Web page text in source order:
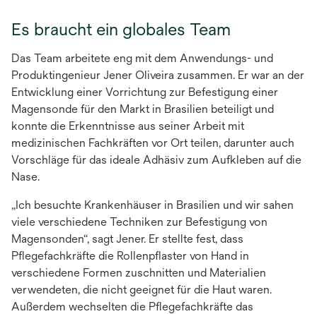
Es braucht ein globales Team
Das Team arbeitete eng mit dem Anwendungs- und
Produktingenieur Jener Oliveira zusammen. Er war an der
Entwicklung einer Vorrichtung zur Befestigung einer
Magensonde für den Markt in Brasilien beteiligt und
konnte die Erkenntnisse aus seiner Arbeit mit
medizinischen Fachkräften vor Ort teilen, darunter auch
Vorschläge für das ideale Adhäsiv zum Aufkleben auf die
Nase. ​​​​​​​​​​​
„Ich besuchte Krankenhäuser in Brasilien und wir sahen
viele verschiedene Techniken zur Befestigung von
Magensonden“, sagt Jener. Er stellte fest, dass
Pflegefachkräfte die Rollenpflaster von Hand in
verschiedene Formen zuschnitten und Materialien
verwendeten, die nicht geeignet für die Haut waren.
Außerdem wechselten die Pflegefachkräfte das